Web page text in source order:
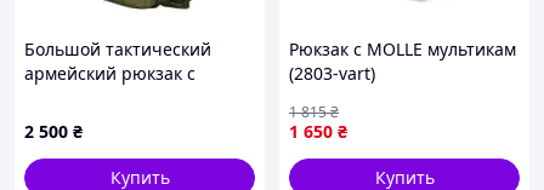
Большой тактический
армейский рюкзак с
(S1645406)
2 500 ₴
Купить
Рюкзак с MOLLE мультикам
(2803-vart)
1 650 ₴
1 815₴
Купить